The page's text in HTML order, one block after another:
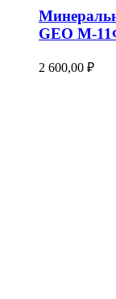
GEO М-
2 600,00 ₽